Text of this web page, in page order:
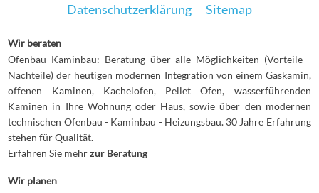
Datenschutzerklärung
Sitemap
Wir beraten
Ofenbau Kaminbau: Beratung über alle Möglichkeiten (Vorteile -
Nachteile) der heutigen modernen Integration von einem Gaskamin,
offenen Kaminen, Kachelofen, Pellet Ofen, wasserführenden
Kaminen in Ihre Wohnung oder Haus, sowie über den modernen
technischen Ofenbau - Kaminbau - Heizungsbau. 30 Jahre Erfahrung
stehen für Qualität.
Erfahren Sie mehrzur Beratung
Wir planen